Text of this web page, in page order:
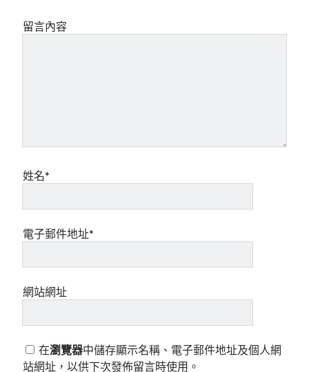
留言內容
姓名*
電子郵件地址*
網站網址
在瀏覽器中儲存顯示名稱、電子郵件地址及個人網
站網址，以供下次發佈留言時使用。